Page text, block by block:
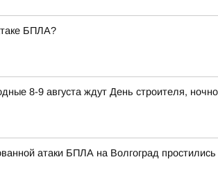
БПЛА?
8-9 августа ждут День строителя,
атаки БПЛА на Волгоград простились